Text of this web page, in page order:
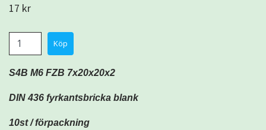
17 kr
S4B M6 FZB 7x20x20x2
DIN 436 fyrkantsbricka blank
10st / förpackning